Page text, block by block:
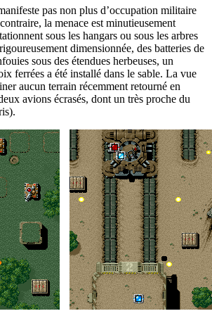
pas non plus d’occupation militaire
la menace est minutieusement
sous les hangars ou sous les arbres
dimensionnée, des batteries de
sous des étendues herbeuses, un
ferrées a été installé dans le sable. La vue
aucun terrain récemment retourné en
avions écrasés, dont un très proche du